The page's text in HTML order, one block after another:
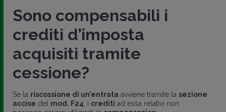
Sono compensabili i
crediti d’imposta
acquisiti tramite
cessione?
Se la riscossione di un’entrata avviene tramite la sezione
accise del mod. F24 , i crediti ad essa relativi non